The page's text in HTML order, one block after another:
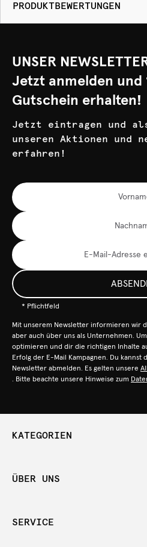
PRODUKTBEWERTUNGEN
UNSER
Jetzt anmelden und
Gutschein erhalten!
Jetzt eintragen und
unseren Aktionen und
erfahren!
* Pflichtfeld
Mit unserem Newsletter informieren wir
aber auch über uns als Unternehmen.
optimieren und dir die richtigen Inhalte
Erfolg der E-Mail Kampagnen. Du kannst
Newsletter abmelden. Es gelten unsere
. Bitte beachte unsere Hinweise zum
KATEGORIEN
ÜBER UNS
SERVICE